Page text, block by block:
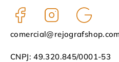
CNPJ: 49.320.845/0001-53